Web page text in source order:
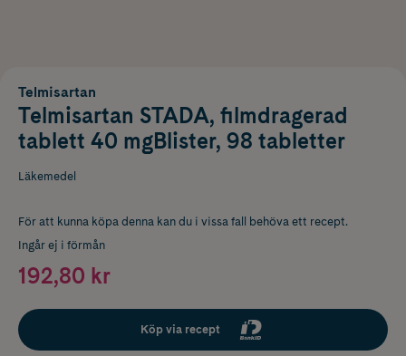
Telmisartan
Telmisartan STADA, filmdragerad
tablett 40 mgBlister, 98 tabletter
Läkemedel
För att kunna köpa denna kan du i vissa fall behöva ett recept.
Ingår ej i förmån
192,80 kr
Köp via recept